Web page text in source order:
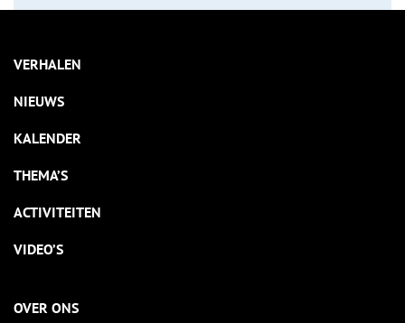
VERHALEN
NIEUWS
KALENDER
THEMA’S
ACTIVITEITEN
VIDEO’S
OVER ONS